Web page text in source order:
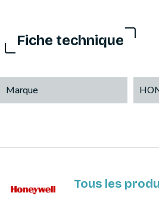
Fiche technique
Marque
Tous les